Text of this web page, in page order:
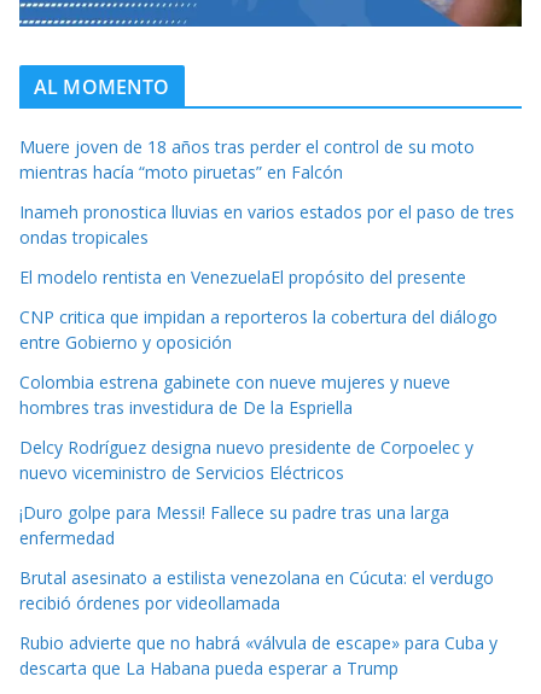
AL MOMENTO
Muere joven de 18 años tras perder el control de su moto
mientras hacía “moto piruetas” en Falcón
Inameh pronostica lluvias en varios estados por el paso de tres
ondas tropicales
El modelo rentista en VenezuelaEl propósito del presente
CNP critica que impidan a reporteros la cobertura del diálogo
entre Gobierno y oposición
Colombia estrena gabinete con nueve mujeres y nueve
hombres tras investidura de De la Espriella
Delcy Rodríguez designa nuevo presidente de Corpoelec y
nuevo viceministro de Servicios Eléctricos
¡Duro golpe para Messi! Fallece su padre tras una larga
enfermedad
Brutal asesinato a estilista venezolana en Cúcuta: el verdugo
recibió órdenes por videollamada
Rubio advierte que no habrá «válvula de escape» para Cuba y
descarta que La Habana pueda esperar a Trump